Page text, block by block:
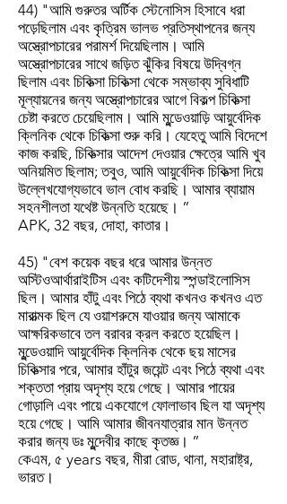
44) "আমি গুরুতর অর্টিক স্টেনোসিস হিসাবে ধরা
পড়েছিলাম এবং কৃত্রিম ভালভ প্রতিস্থাপনের জন্য
অস্ত্রোপচারের পরামর্শ দিয়েছিলাম। আমি
অস্ত্রোপচারের সাথে জড়িত ঝুঁকির বিষয়ে উদ্বিগ্ন
ছিলাম এবং চিকিত্সা চিকিত্সা থেকে সম্ভাব্য সুবিধাটি
মূল্যায়নের জন্য অস্ত্রোপচারের আগে বিকল্প চিকিত্সা
চেষ্টা করতে চেয়েছিলাম। আমি মুন্ডেওয়াড়ি আয়ুর্বেদিক
ক্লিনিক থেকে চিকিত্সা শুরু করি। যেহেতু আমি বিদেশে
কাজ করছি, চিকিত্সার আদেশ দেওয়ার ক্ষেত্রে আমি খুব
অনিয়মিত ছিলাম; তবুও, আমি আয়ুর্বেদিক চিকিত্সা দিয়ে
উল্লেখযোগ্যভাবে ভাল বোধ করছি। আমার ব্যায়াম
সহনশীলতা যথেষ্ট উন্নতি হয়েছে। ”
APK, 32 বছর, দোহা, কাতার।
45) "বেশ কয়েক বছর ধরে আমার উন্নত
অস্টিওআর্থারাইটিস এবং কটিদেশীয় স্পন্ডাইলোসিস
ছিল। আমার হাঁটু এবং পিঠে ব্যথা কখনও কখনও এত
মারাত্মক ছিল যে ওয়াশরুমে যাওয়ার জন্য আমাকে
আক্ষরিকভাবে তল বরাবর ক্রল করতে হয়েছিল।
মুন্ডেওয়াদি আয়ুর্বেদিক ক্লিনিক থেকে ছয় মাসের
চিকিত্সার পরে, আমার হাঁটুর জয়েন্ট এবং পিঠে ব্যথা এবং
শক্ততা প্রায় অদৃশ্য হয়ে গেছে। আমার পায়ের
গোড়ালি এবং পায়ে একযোগে ফোলাভাব ছিল যা অদৃশ্য
হয়ে গেছে। আমি আমার জীবনযাত্রার মান উন্নত
করার জন্য ডঃ মুন্দেবীর কাছে কৃতজ্ঞ। ”
কেএম, ৫ years বছর, মীরা রোড, থানা, মহারাষ্ট্র,
ভারত।